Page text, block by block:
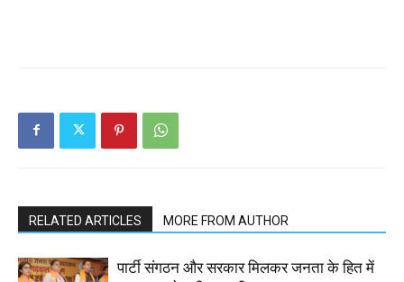
RELATED ARTICLES MORE FROM AUTHOR
पार्टी संगठन और सरकार मिलकर जनता के हित में